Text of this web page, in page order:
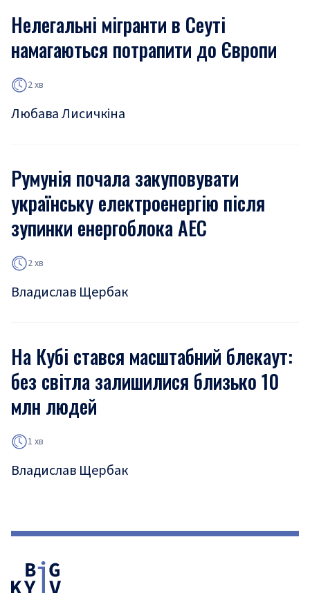
Нелегальні мігранти в Сеуті
намагаються потрапити до Європи
2 хв
Любава Лисичкіна
Румунія почала закуповувати
українську електроенергію після
зупинки енергоблока АЕС
2 хв
Владислав Щербак
На Кубі стався масштабний блекаут:
без світла залишилися близько 10
млн людей
1 хв
Владислав Щербак